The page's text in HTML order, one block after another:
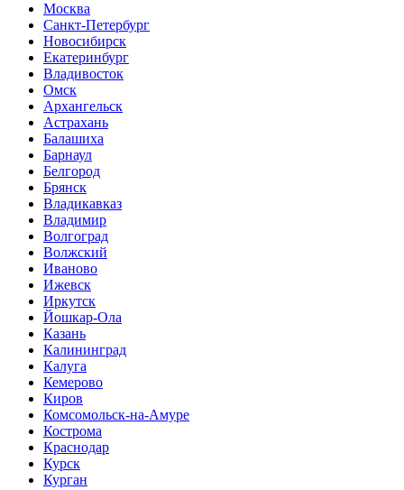
Москва
Санкт-Петербург
Новосибирск
Екатеринбург
Владивосток
Омск
Архангельск
Астрахань
Балашиха
Барнаул
Белгород
Брянск
Владикавказ
Владимир
Волгоград
Волжский
Иваново
Ижевск
Иркутск
Йошкар-Ола
Казань
Калининград
Калуга
Кемерово
Киров
Комсомольск-на-Амуре
Кострома
Краснодар
Курск
Курган